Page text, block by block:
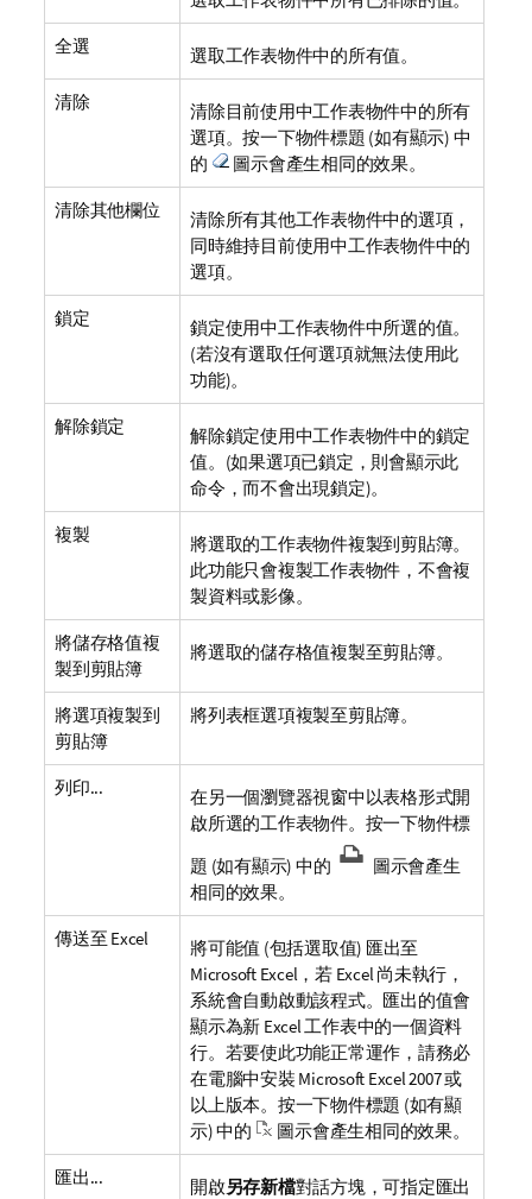
全選 選取工作表物件中的所有值。
清除
清除目前使用中工作表物件中的所有
選項。按一下物件標題 (如有顯示) 中
的
圖示會產生相同的效果。
清除其他欄位
清除所有其他工作表物件中的選項，
同時維持目前使用中工作表物件中的
選項。
鎖定
鎖定使用中工作表物件中所選的值。
(若沒有選取任何選項就無法使用此
功能)。
解除鎖定
解除鎖定使用中工作表物件中的鎖定
值。(如果選項已鎖定，則會顯示此
命令，而不會出現鎖定)。
複製
將選取的工作表物件複製到剪貼簿。
此功能只會複製工作表物件，不會複
製資料或影像。
將儲存格值複
製到剪貼簿
將選取的儲存格值複製至剪貼簿。
將選項複製到
剪貼簿
將列表框選項複製至剪貼簿。
列印...
在另一個瀏覽器視窗中以表格形式開
啟所選的工作表物件。按一下物件標
題 (如有顯示) 中的
圖示會產生
相同的效果。
傳送至 Excel
將可能值 (包括選取值) 匯出至
Microsoft Excel，若 Excel 尚未執行，
系統會自動啟動該程式。匯出的值會
顯示為新 Excel 工作表中的一個資料
行。若要使此功能正常運作，請務必
在電腦中安裝 Microsoft Excel 2007 或
以上版本。按一下物件標題 (如有顯
示) 中的
圖示會產生相同的效果。
匯出... 開啟另存新檔對話方塊，可指定匯出